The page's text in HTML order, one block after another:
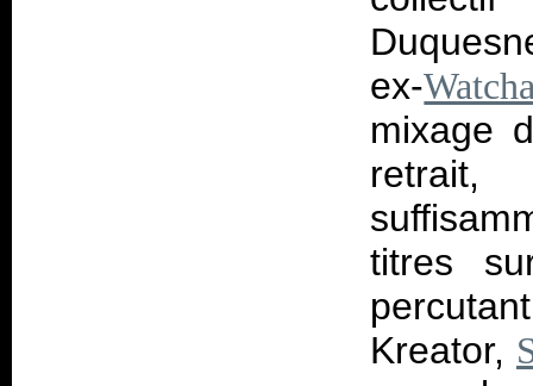
ex-
mixage
retrait,
titres
Kreator,